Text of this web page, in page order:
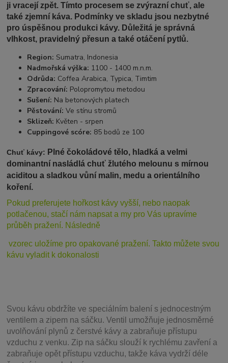
ji vracejí zpět. Tímto procesem se zvýrazní chuť, ale
také zjemní káva. Podmínky ve skladu jsou nezbytné
pro úspěšnou produkci kávy. Důležitá je správná
vlhkost, pravidelný přesun a také otáčení pytlů.
Region: Sumatra, Indonesia
Nadmořská výška: 1100 - 1400 m.n.m.
Odrůda: Coffea Arabica, Typica, Timtim
Zpracování: Polopromytou metodou
Sušení: Na betonových platech
Pěstování: Ve stínu stromů
Sklizeň: Květen - srpen
Cuppingové scóre: 85 bodů ze 100
Chuť kávy: Plné čokoládové tělo, hladká a velmi
dominantní nasládlá chuť žlutého melounu s mírnou
aciditou a sladkou vůní malin, medu a orientálního
koření.
Pokud preferujete hořkost kávy vyšší, nebo naopak
potlačenou, stačí nám napsat a my pro Vás upravíme
průběh pražení. Následně
vzorec uložíme pro opakované pražení. Takto můžete svou
kávu vyladit k dokonalosti
Svou kávu obdržíte ve speciálním balení s jednocestným
ventilem a zipem na sáčku. Ventil umožňuje jednosměrné
uvolňování plynů z čerstvé kávy a zabraňuje přístupu
vzduchu z venku. Zip na sáčku slouží k rychlému zavření a
zabraňuje opět přístupu vzduchu, takže káva vydrží déle